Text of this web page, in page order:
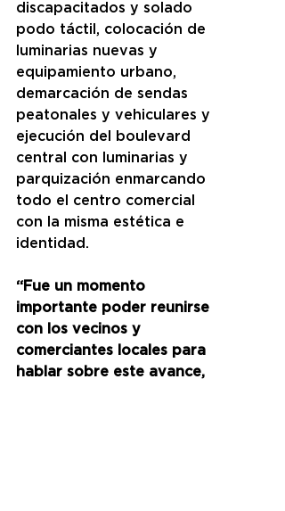
discapacitados y solado
podo táctil, colocación de
luminarias nuevas y
equipamiento urbano,
demarcación de sendas
peatonales y vehiculares y
ejecución del boulevard
central con luminarias y
parquización enmarcando
todo el centro comercial
con la misma estética e
identidad.
“Fue un momento
importante poder reunirse
con los vecinos y
comerciantes locales para
hablar sobre este avance,